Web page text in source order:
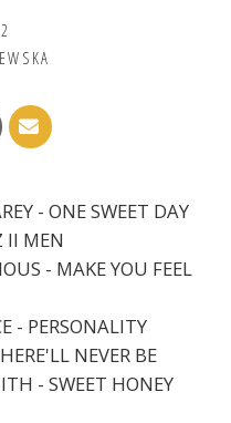
- ONE SWEET DAY
II MEN
- MAKE YOU FEEL
- PERSONALITY
NEVER BE
- SWEET HONEY